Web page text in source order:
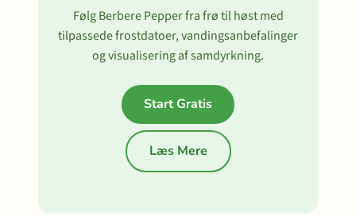
Følg Berbere Pepper fra frø til høst med
tilpassede frostdatoer, vandingsanbefalinger
og visualisering af samdyrkning.
Start Gratis
Læs Mere